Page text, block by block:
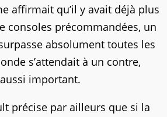
affirmait qu’il y avait déjà plus
consoles précommandées, un
absolument toutes les
s’attendait à un contre,
important.
précise par ailleurs que si la